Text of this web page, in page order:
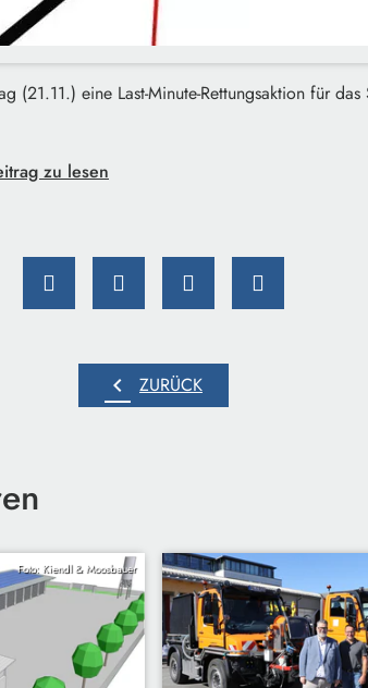
(21.11.) eine Last-Minute-Rettungsaktion für
zu lesen
chevron_left ZURÜCK
Foto: Kiendl & Moosbauer